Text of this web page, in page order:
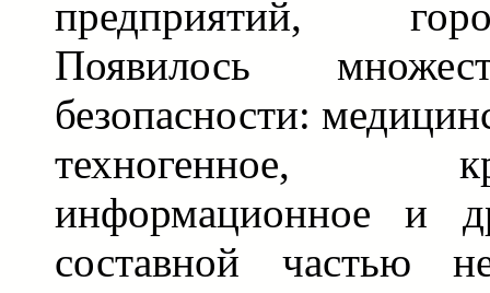
предприятий,
Появилось
безопасности:
техногенное,
информационное и
составной частью